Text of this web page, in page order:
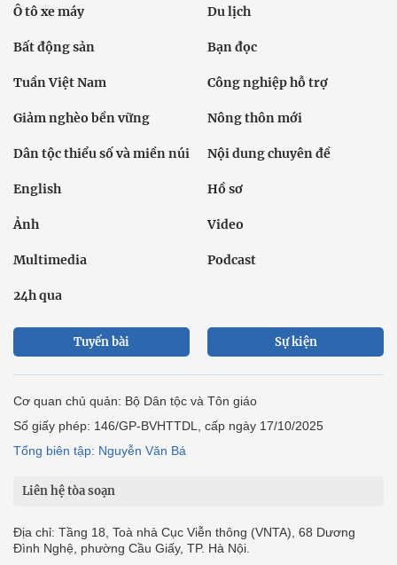
Ô tô xe máy Du lịch
Bất động sản Bạn đọc
Tuần Việt Nam Công nghiệp hỗ trợ
Giảm nghèo bền vững Nông thôn mới
Dân tộc thiểu số và miền núi Nội dung chuyên đề
English Hồ sơ
Ảnh Video
Multimedia Podcast
24h qua
Tuyến bài Sự kiện
Cơ quan chủ quản: Bộ Dân tộc và Tôn giáo
Số giấy phép: 146/GP-BVHTTDL, cấp ngày 17/10/2025
Tổng biên tập: Nguyễn Văn Bá
Liên hệ tòa soạn
Địa chỉ: Tầng 18, Toà nhà Cục Viễn thông (VNTA), 68 Dương
Đình Nghệ, phường Cầu Giấy, TP. Hà Nội.